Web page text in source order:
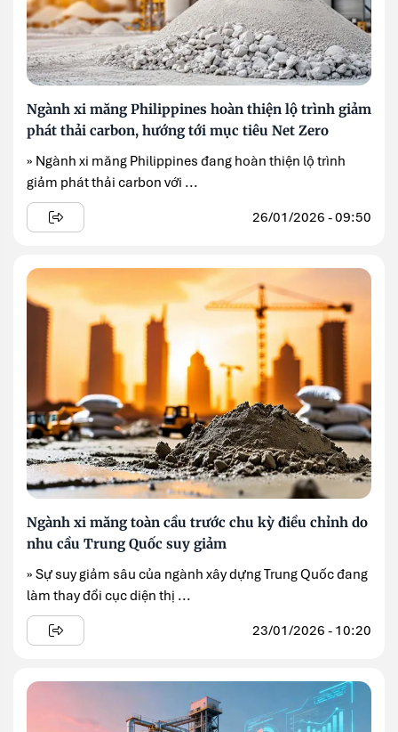
Ngành xi măng Philippines hoàn thiện lộ trình giảm
phát thải carbon, hướng tới mục tiêu Net Zero
» Ngành xi măng Philippines đang hoàn thiện lộ trình
giảm phát thải carbon với ...
26/01/2026 - 09:50
Ngành xi măng toàn cầu trước chu kỳ điều chỉnh do
nhu cầu Trung Quốc suy giảm
» Sự suy giảm sâu của ngành xây dựng Trung Quốc đang
làm thay đổi cục diện thị ...
23/01/2026 - 10:20